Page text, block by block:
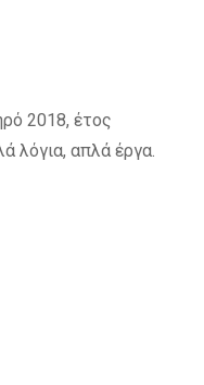
2018, έτος
λόγια, απλά έργα.